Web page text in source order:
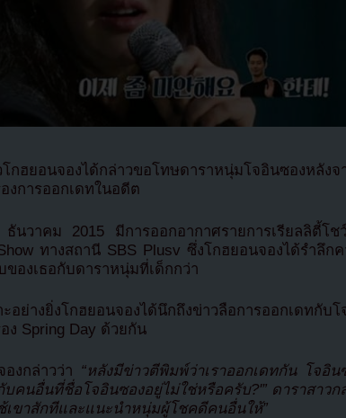
โกฮยอนจองได้กล่าวขอโทษดาราหนุ่มโจอินซองหลัง
งการออกเดทในอดีต
นวาคม 2015 มีการออกอากาศรายการเรียลลิตี้โ
ทางสถานี SBS Plusv ซึ่งโกฮยอนจองได้รำลึก
ของเธอกับดาราหนุ่มที่เด็กกว่า
อย่างยิ่งโกฮยอนจองได้นึกถึงข่าวลือการออกเดทกับ
ง Spring Day ด้วยกัน
งกล่าวว่า “หลังมีข่าวตีพิมพ์ว่าเราออกเดทกัน โจอิ
บคนอื่นที่ชื่อโจอินซองอยู่ไม่ใช่หรือครับ?'” ดาราสาวก
เขาสักทีและแนะนำหนุ่มผู้โชคดีคนอื่นให้”